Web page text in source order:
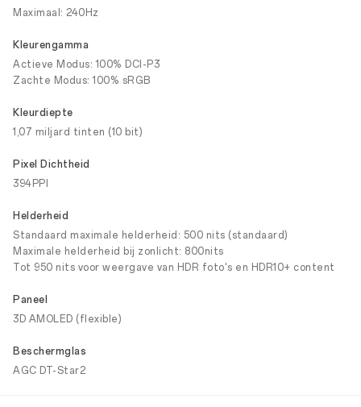
Maximaal: 240Hz
Kleurengamma
Actieve Modus: 100% DCI-P3
Zachte Modus: 100% sRGB
Kleurdiepte
1,07 miljard tinten (10 bit)
Pixel Dichtheid
394PPI
Helderheid
Standaard maximale helderheid: 500 nits (standaard)
Maximale helderheid bij zonlicht: 800nits
Tot 950 nits voor weergave van HDR foto's en HDR10+ content
Paneel
3D AMOLED (flexible)
Beschermglas
AGC DT-Star2